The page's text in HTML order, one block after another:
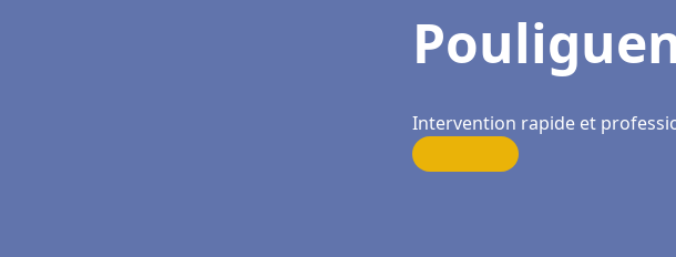
Intervention rapide et